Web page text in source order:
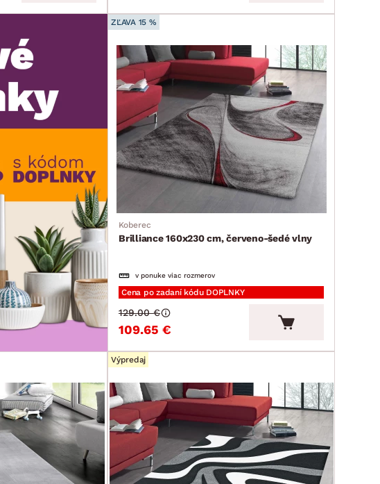
ZĽAVA 15 %
Koberec
Brilliance 160x230 cm, červeno-šedé vlny
v ponuke viac rozmerov
Cena po zadaní kódu DOPLNKY
109.65 €
129.00 €
Výpredaj